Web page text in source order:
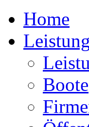
Home
Boote